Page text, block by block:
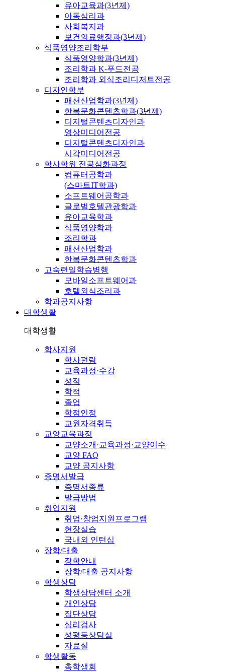
유아교육과(3년제)
아동심리과
사회복지과
보건의료행정과(3년제)
식품영양조리학부
식품영양학과(3년제)
조리학과 K-푸드전공
조리학과 외식조리디저트전공
디자인학부
패션산업학과(3년제)
한복문화콘텐츠학과(3년제)
디지털콘텐츠디자인과
영상미디어전공
디지털콘텐츠디자인과
시각미디어전공
학사학위 전공심화과정
컴퓨터공학과
(스마트IT학과)
소프트웨어공학과
글로벌호텔관광학과
유아교육학과
식품영양학과
조리학과
패션산업학과
한복문화콘텐츠학과
고숙련일학습병행
모바일소프트웨어과
호텔외식조리과
학과공지사항
대학생활
대학생활
학사지원
학사편람
교육과정·수강
성적
학적
졸업
학점인정
교원자격취득
교양교육과정
교양소개·교육과정·교양이수
교양 FAQ
교양 공지사항
증명서발급
증명서종류
발급방법
취업지원
취업·창업지원프로그램
현장실습
국내외 인턴십
장학/대출
장학안내
장학/대출 공지사항
학생상담
학생상담센터 소개
개인상담
집단상담
심리검사
성평등상담실
자료실
학생활동
총학생회